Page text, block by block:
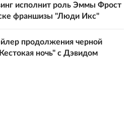
исполнит роль Эммы Фрост
франшизы "Люди Икс"
продолжения черной
ночь" с Дэвидом